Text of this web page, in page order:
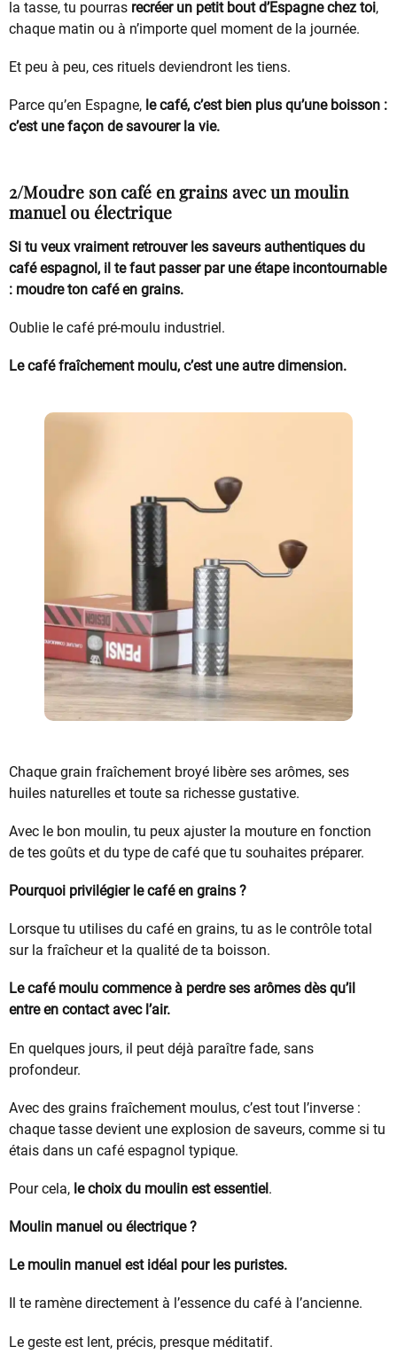
la tasse, tu pourras recréer un petit bout d’Espagne chez toi,
chaque matin ou à n’importe quel moment de la journée.
Et peu à peu, ces rituels deviendront les tiens.
Parce qu’en Espagne, le café, c’est bien plus qu’une boisson :
c’est une façon de savourer la vie.
2/Moudre son café en grains avec un moulin
manuel ou électrique
Si tu veux vraiment retrouver les saveurs authentiques du
café espagnol, il te faut passer par une étape incontournable
: moudre ton café en grains.
Oublie le café pré-moulu industriel.
Le café fraîchement moulu, c’est une autre dimension.
Chaque grain fraîchement broyé libère ses arômes, ses
huiles naturelles et toute sa richesse gustative.
Avec le bon moulin, tu peux ajuster la mouture en fonction
de tes goûts et du type de café que tu souhaites préparer.
Pourquoi privilégier le café en grains ?
Lorsque tu utilises du café en grains, tu as le contrôle total
sur la fraîcheur et la qualité de ta boisson.
Le café moulu commence à perdre ses arômes dès qu’il
entre en contact avec l’air.
En quelques jours, il peut déjà paraître fade, sans
profondeur.
Avec des grains fraîchement moulus, c’est tout l’inverse :
chaque tasse devient une explosion de saveurs, comme si tu
étais dans un café espagnol typique.
Pour cela, le choix du moulin est essentiel.
Moulin manuel ou électrique ?
Le moulin manuel est idéal pour les puristes.
Il te ramène directement à l’essence du café à l’ancienne.
Le geste est lent, précis, presque méditatif.